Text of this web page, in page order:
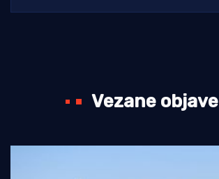
Vezane objave